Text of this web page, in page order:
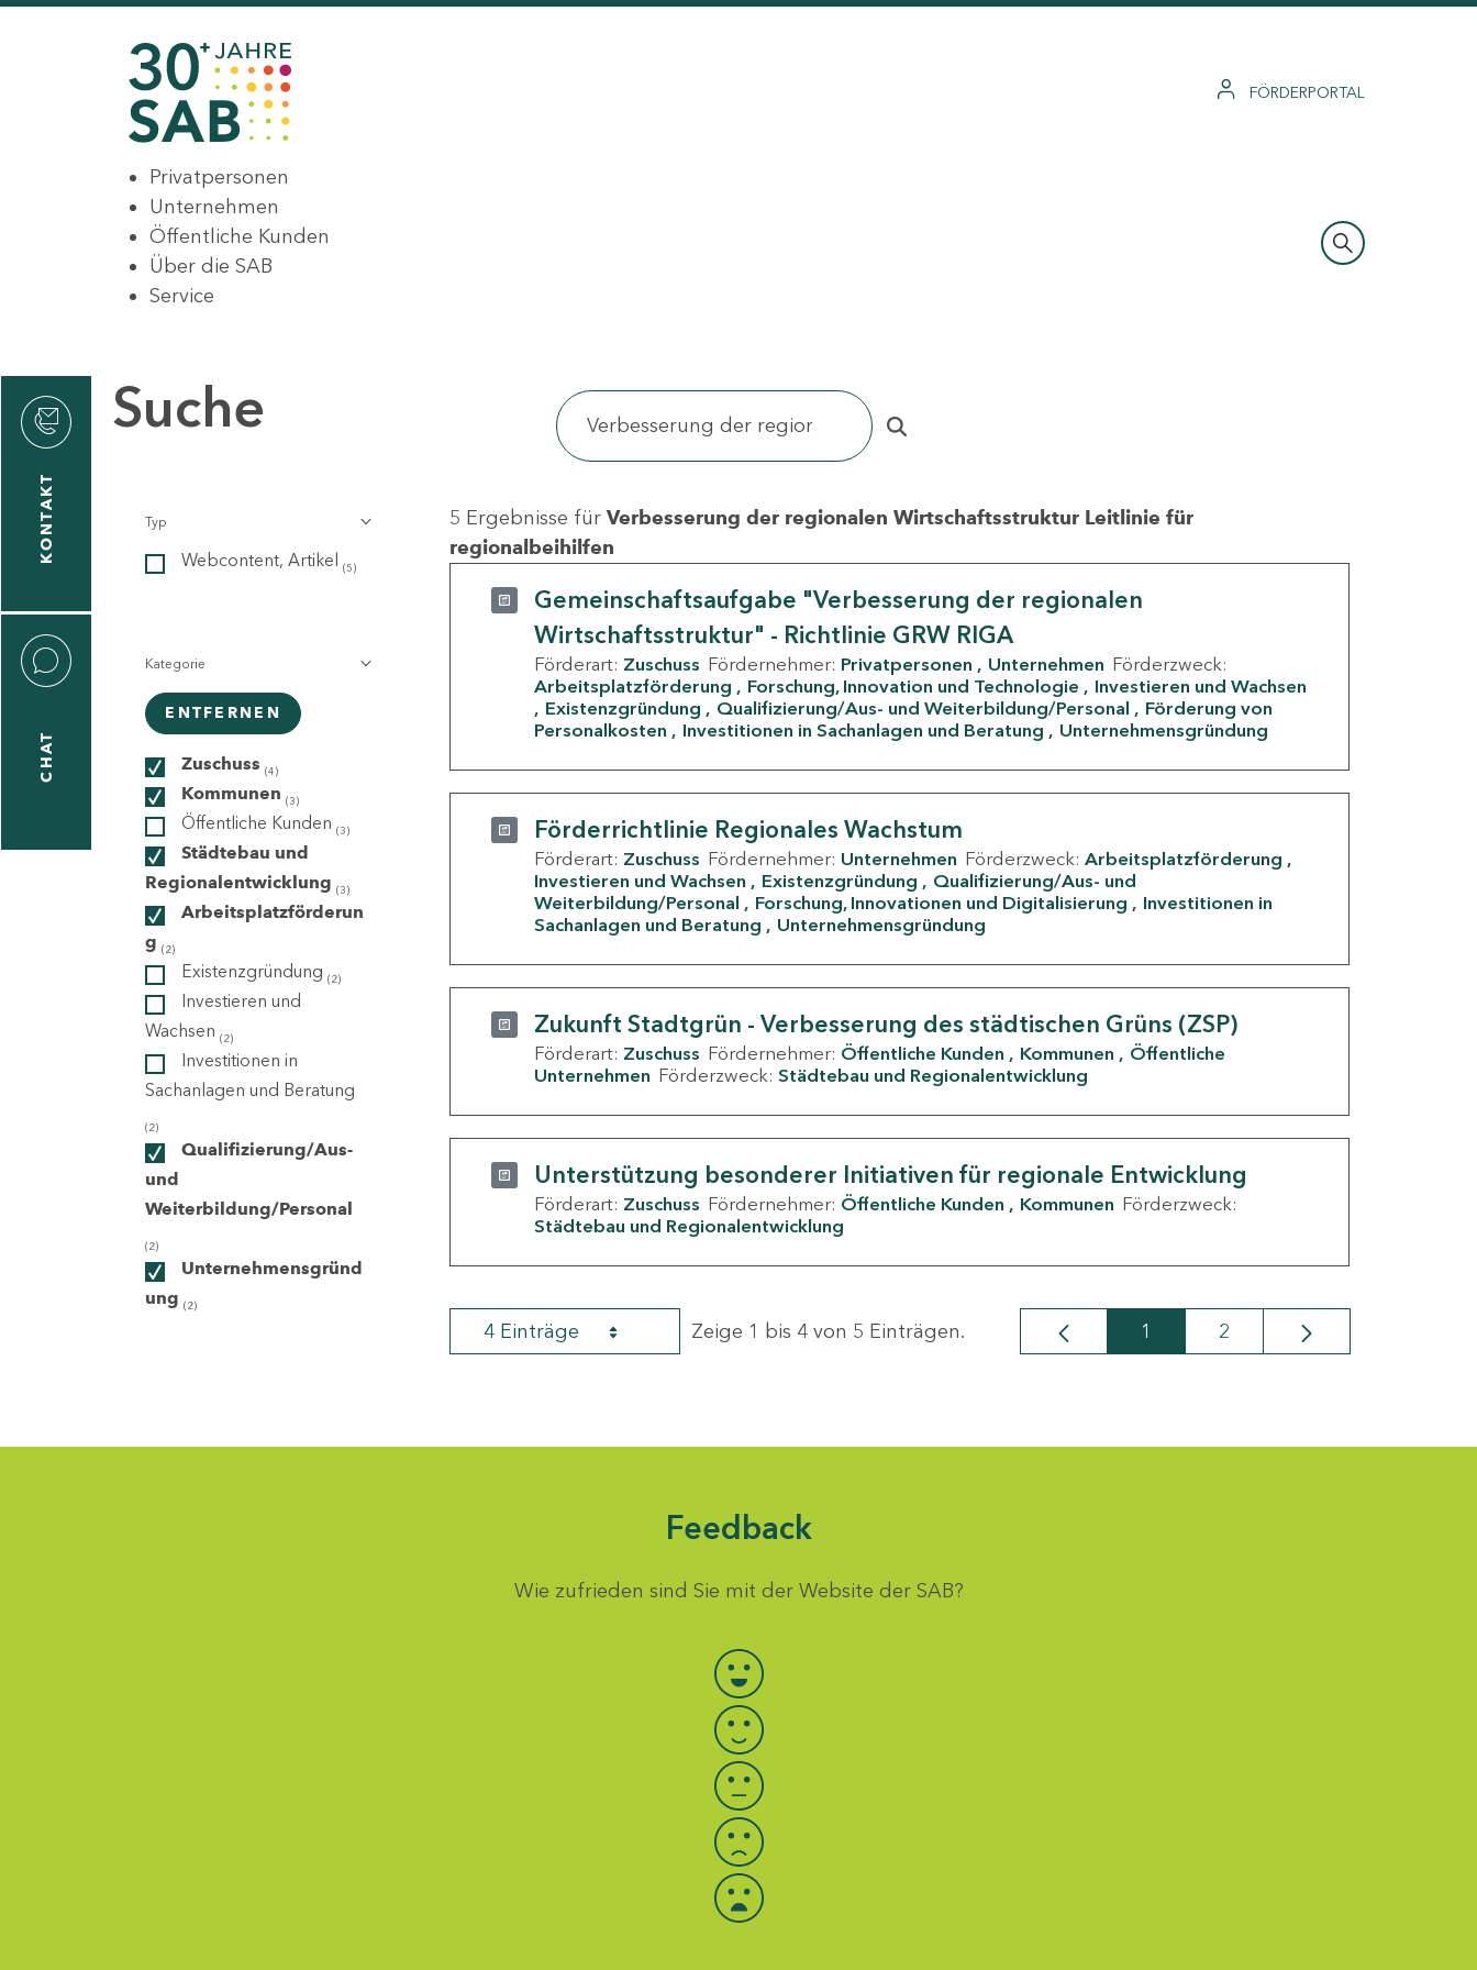
FÖRDERPORTAL
Privatpersonen
Unternehmen
Öffentliche Kunden
Über die SAB
Service
KONTAKT
CHAT
Suche
Typ
Webcontent, Artikel (5)
Kategorie
ENTFERNEN
Zuschuss (4)
Kommunen (3)
Öffentliche Kunden (3)
Städtebau und
Regionalentwicklung (3)
Arbeitsplatzförderun
g (2)
Existenzgründung (2)
Investieren und
Wachsen (2)
Investitionen in
Sachanlagen und Beratung
(2)
Qualifizierung/Aus-
und
Weiterbildung/Personal
(2)
Unternehmensgründ
ung (2)
5 Ergebnisse für Verbesserung der regionalen Wirtschaftsstruktur Leitlinie für
regionalbeihilfen
Gemeinschaftsaufgabe "Verbesserung der regionalen
Wirtschaftsstruktur" - Richtlinie GRW RIGA
Förderart: Zuschuss Fördernehmer: Privatpersonen Unternehmen Förderzweck:
Arbeitsplatzförderung
Forschung, Innovation und Technologie
Investieren und Wachsen
Existenzgründung
Qualifizierung/Aus- und Weiterbildung/Personal
Förderung von
Personalkosten
Investitionen in Sachanlagen und Beratung Unternehmensgründung
Förderrichtlinie Regionales Wachstum
Förderart: Zuschuss Fördernehmer: Unternehmen Förderzweck: Arbeitsplatzförderung
Investieren und Wachsen
Existenzgründung
Qualifizierung/Aus- und
Weiterbildung/Personal
Forschung, Innovationen und Digitalisierung
Investitionen in
Sachanlagen und Beratung
Unternehmensgründung
Zukunft Stadtgrün - Verbesserung des städtischen Grüns (ZSP)
Förderart: Zuschuss Fördernehmer: Öffentliche Kunden Kommunen
Öffentliche
Unternehmen Förderzweck: Städtebau und Regionalentwicklung
Unterstützung besonderer Initiativen für regionale Entwicklung
Förderart: Zuschuss Fördernehmer: Öffentliche Kunden Kommunen Förderzweck:
Städtebau und Regionalentwicklung
4 Einträge Zeige 1 bis 4 von 5 Einträgen. Seite
1 Seite
2
Feedback
Wie zufrieden sind Sie mit der Website der SAB?
Bewertung auswählen